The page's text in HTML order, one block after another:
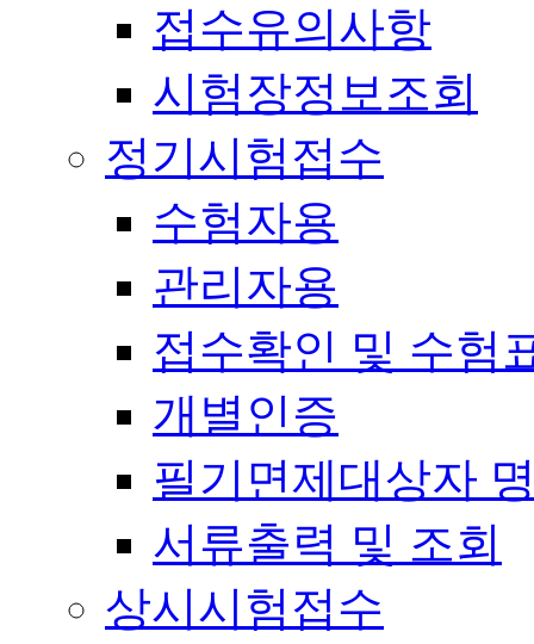
접수유의사항
시험장정보조회
정기시험접수
수험자용
관리자용
접수확인 및 수험
개별인증
필기면제대상자
서류출력 및 조회
상시시험접수